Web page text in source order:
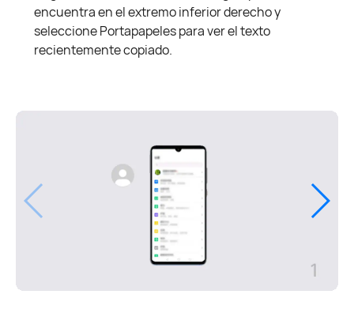
encuentra en el extremo inferior derecho y
seleccione Portapapeles para ver el texto
recientemente copiado.